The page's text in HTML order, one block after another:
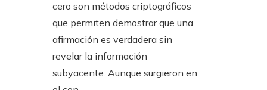
cero son métodos criptográficos
que permiten demostrar que una
afirmación es verdadera sin
revelar la información
subyacente. Aunque surgieron en